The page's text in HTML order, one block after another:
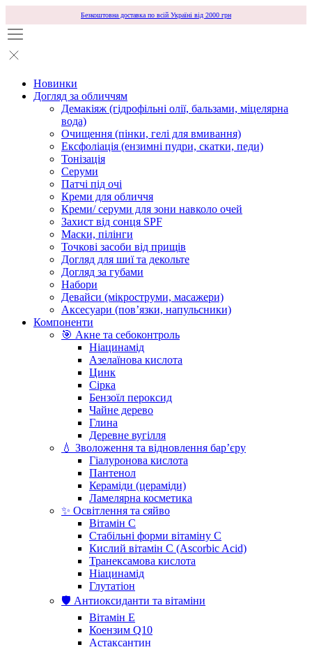
Безкоштовна доставка по всій Україні від 2000 грн
Новинки
Догляд за обличчям
Демакіяж (гідрофільні олії, бальзами, міцелярна
вода)
Очищення (пінки, гелі для вмивання)
Ексфоліація (ензимні пудри, скатки, педи)
Тонізація
Серуми
Патчі під очі
Креми для обличчя
Креми/ серуми для зони навколо очей
Захист від сонця SPF
Маски, пілінги
Точкові засоби від прищів
Догляд для шиї та декольте
Догляд за губами
Набори
Девайси (мікроструми, масажери)
Аксесуари (повʼязки, напульсники)
Компоненти
🎯 Акне та себоконтроль
Ніацинамід
Азелаїнова кислота
Цинк
Сірка
Бензоїл пероксид
Чайне дерево
Глина
Деревне вугілля
💧 Зволоження та відновлення бар’єру
Гіалуронова кислота
Пантенол
Кераміди (цераміди)
Ламелярна косметика
✨ Освітлення та сяйво
Вітамін С
Стабільні форми вітаміну С
Кислий вітамін С (Ascorbic Acid)
Транексамова кислота
Ніацинамід
Глутатіон
🛡️ Антиоксиданти та вітаміни
Вітамін Е
Коензим Q10
Астаксантин